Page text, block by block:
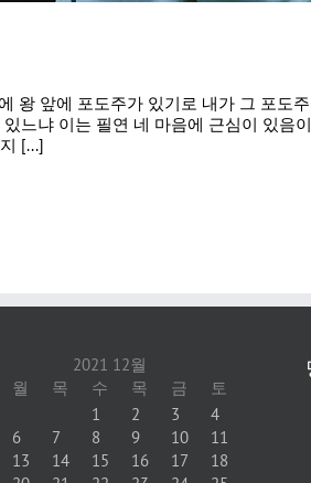
왕 앞에 포도주가 있기로 내가 그 포
느냐 이는 필연 네 마음에 근심이 있
[...]
2021 12월
월 목 수 목 금 토
1 2 3
4
6 7 8 9 10
11
13 14 15 16 17
18